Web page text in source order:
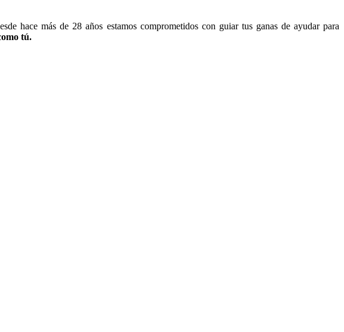
hace más de 28 años estamos comprometidos con guiar tus ganas de ayudar para
tú.
niñas, niños y adolescentes.